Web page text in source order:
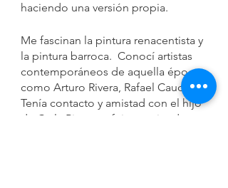
haciendo una versión propia.
Me fascinan la pintura renacentista y
la pintura barroca.  Conocí artistas
contemporáneos de aquella época
como Arturo Rivera, Rafael Cauduro.
Tenía contacto y amistad con el hijo
de Carla Rippey y fui recorriendo